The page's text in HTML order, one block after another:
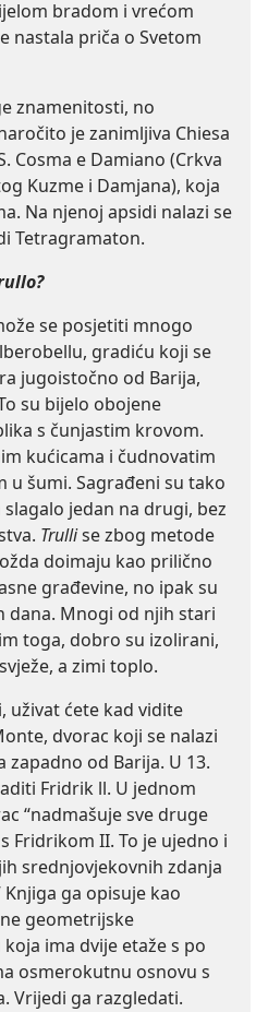
bradom i vrećom
nastala priča o Svetom
znamenitosti, no
je zanimljiva Chiesa
Cosma e Damiano (Crkva
Kuzme i Damjana), koja
Na njenoj apsidi nalazi se
Tetragramaton.
se posjetiti mnogo
gradiću koji se
jugoistočno od Barija,
su bijelo obojene
s čunjastim krovom.
kućicama i čudnovatim
u šumi. Sagrađeni su tako
jedan na drugi, bez
Trullise zbog metode
doimaju kao prilično
građevine, no ipak su
dana. Mnogi od njih stari
toga, dobro su izolirani,
a zimi toplo.
ćete kad vidite
dvorac koji se nalazi
od Barija. U 13.
Fridrik ll. U jednom
“nadmašuje sve druge
Fridrikom II. To je ujedno i
srednjovjekovnih zdanja
ga opisuje kao
geometrijske
ima dvije etaže s po
osmerokutnu osnovu s
Vrijedi ga razgledati.